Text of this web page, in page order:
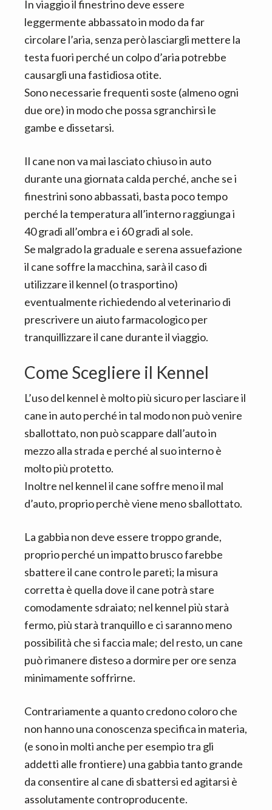
In viaggio il finestrino deve essere
leggermente abbassato in modo da far
circolare l’aria, senza però lasciargli mettere la
testa fuori perché un colpo d’aria potrebbe
causargli una fastidiosa otite.
Sono necessarie frequenti soste (almeno ogni
due ore) in modo che possa sgranchirsi le
gambe e dissetarsi.
Il cane non va mai lasciato chiuso in auto
durante una giornata calda perché, anche se i
finestrini sono abbassati, basta poco tempo
perché la temperatura all’interno raggiunga i
40 gradi all’ombra e i 60 gradi al sole.
Se malgrado la graduale e serena assuefazione
il cane soffre la macchina, sarà il caso di
utilizzare il kennel (o trasportino)
eventualmente richiedendo al veterinario di
prescrivere un aiuto farmacologico per
tranquillizzare il cane durante il viaggio.
Come Scegliere il Kennel
L’uso del kennel è molto più sicuro per lasciare il
cane in auto perché in tal modo non può venire
sballottato, non può scappare dall’auto in
mezzo alla strada e perché al suo interno è
molto più protetto.
Inoltre nel kennel il cane soffre meno il mal
d’auto, proprio perchè viene meno sballottato.
La gabbia non deve essere troppo grande,
proprio perché un impatto brusco farebbe
sbattere il cane contro le pareti; la misura
corretta è quella dove il cane potrà stare
comodamente sdraiato; nel kennel più starà
fermo, più starà tranquillo e ci saranno meno
possibilità che si faccia male; del resto, un cane
può rimanere disteso a dormire per ore senza
minimamente soffrirne.
Contrariamente a quanto credono coloro che
non hanno una conoscenza specifica in materia,
(e sono in molti anche per esempio tra gli
addetti alle frontiere) una gabbia tanto grande
da consentire al cane di sbattersi ed agitarsi è
assolutamente controproducente.